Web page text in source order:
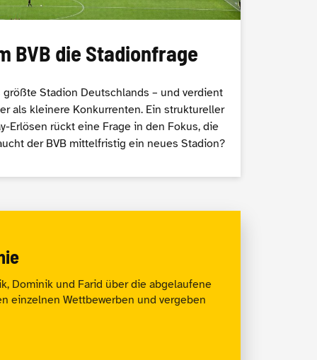
BVB die Stadionfrage
Stadion Deutschlands – und verdient
als kleinere Konkurrenten. Ein struktureller
Erlösen rückt eine Frage in den Fokus, die
der BVB mittelfristig ein neues Stadion?
Dominik und Farid über die abgelaufene
einzelnen Wettbewerben und vergeben